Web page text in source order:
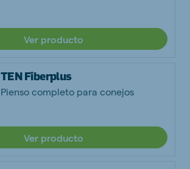
Ver producto
TEN Fiberplus
Pienso completo para conejos
Ver producto